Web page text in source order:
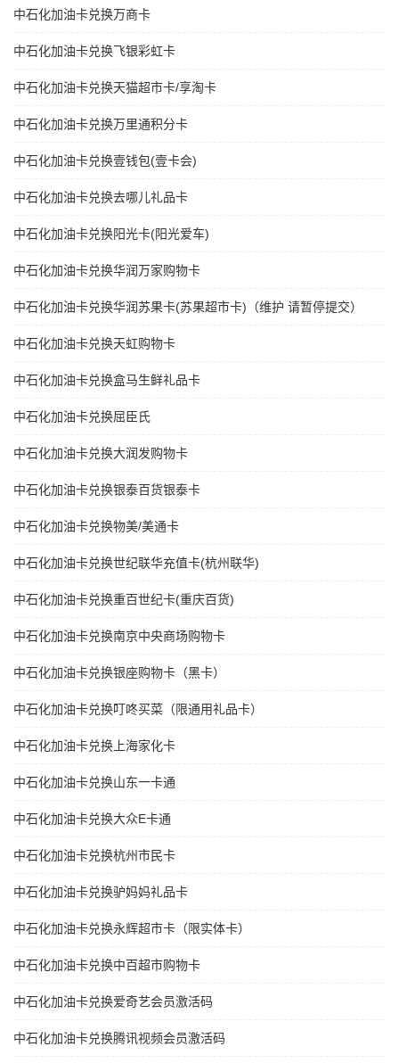
中石化加油卡兑换万商卡
中石化加油卡兑换飞银彩虹卡
中石化加油卡兑换天猫超市卡/享淘卡
中石化加油卡兑换万里通积分卡
中石化加油卡兑换壹钱包(壹卡会)
中石化加油卡兑换去哪儿礼品卡
中石化加油卡兑换阳光卡(阳光爱车)
中石化加油卡兑换华润万家购物卡
中石化加油卡兑换华润苏果卡(苏果超市卡)（维护 请暂停提交）
中石化加油卡兑换天虹购物卡
中石化加油卡兑换盒马生鲜礼品卡
中石化加油卡兑换屈臣氏
中石化加油卡兑换大润发购物卡
中石化加油卡兑换银泰百货银泰卡
中石化加油卡兑换物美/美通卡
中石化加油卡兑换世纪联华充值卡(杭州联华)
中石化加油卡兑换重百世纪卡(重庆百货)
中石化加油卡兑换南京中央商场购物卡
中石化加油卡兑换银座购物卡（黑卡）
中石化加油卡兑换叮咚买菜（限通用礼品卡）
中石化加油卡兑换上海家化卡
中石化加油卡兑换山东一卡通
中石化加油卡兑换大众E卡通
中石化加油卡兑换杭州市民卡
中石化加油卡兑换驴妈妈礼品卡
中石化加油卡兑换永辉超市卡（限实体卡）
中石化加油卡兑换中百超市购物卡
中石化加油卡兑换爱奇艺会员激活码
中石化加油卡兑换腾讯视频会员激活码